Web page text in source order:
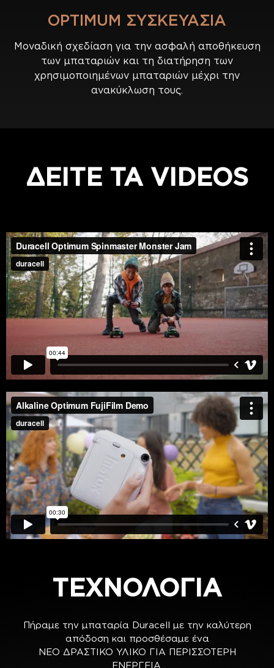
OPTIMUM ΣΥΣΚΕΥΑΣΙΑ
Μοναδική σχεδίαση για την ασφαλή αποθήκευση
των μπαταριών και τη διατήρηση των
χρησιμοποιημένων μπαταριών μέχρι την
ανακύκλωση τους.
ΔΕΙΤE ΤΑ VIDEOS
ΤΕΧΝΟΛΟΓΙΑ
Πήραμε την μπαταρία Duracell με την καλύτερη
απόδοση και προσθέσαμε ένα
ΝΕΟ ΔΡΑΣΤΙΚΟ ΥΛΙΚΟ ΓΙΑ ΠΕΡΙΣΣΟΤΕΡΗ
ΕΝΕΡΓΕΙΑ.